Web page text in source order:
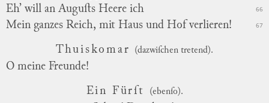
Eh’ will an Auguſts Heere ich 66
Mein ganzes Reich, mit Haus und Hof verlieren! 67
Thuiskomar (dazwiſchen tretend).
O meine Freunde!
Ein Fürſt (ebenſo).